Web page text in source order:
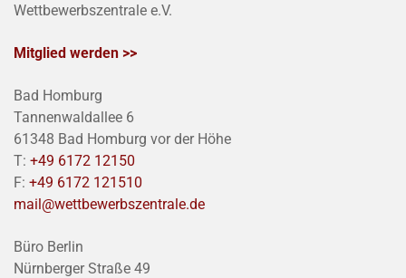
Wettbewerbszentrale e.V.
Mitglied werden >>
Bad Homburg
Tannenwaldallee 6
61348 Bad Homburg vor der Höhe
T: +49 6172 12150
F: +49 6172 121510
mail@wettbewerbszentrale.de
Büro Berlin
Nürnberger Straße 49